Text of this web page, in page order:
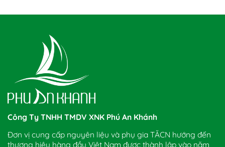
Công Ty TNHH TMDV XNK Phú An Khánh
Đơn vị cung cấp nguyên liệu và phụ gia TĂCN hướng đến
thương hiệu hàng đầu Việt Nam được thành lập vào năm